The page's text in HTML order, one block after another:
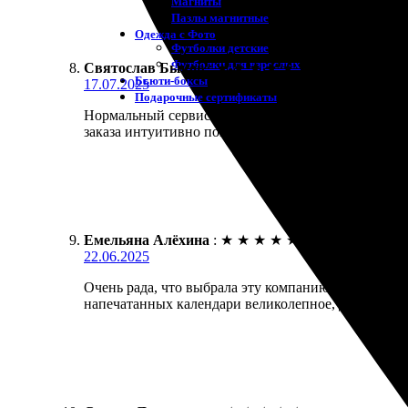
Пазлы магнитные
Одежда с Фото
Футболки детские
Футболки для взрослых
Бьюти-боксы
Подарочные сертификаты
Святослав Быков : ★ ★ ★ ★ ★
17.07.2025
Нормальный сервис. Заказал магнитные
заказа интуитивно понятен. Понравилось, что
Емельяна Алёхина : ★ ★ ★ ★ ★
22.06.2025
Очень рада, что выбрала эту компанию. Заказала
напечатанных календари великолепное,